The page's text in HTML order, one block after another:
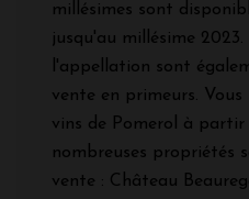
millésimes sont
jusqu'au millésime
l'appellation sont
vente en primeurs.
vins de Pomerol à partir
nombreuses propriétés
vente : Château